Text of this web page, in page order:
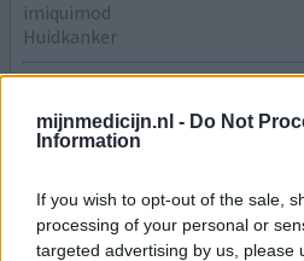
mijnmedicijn.nl - Do Not
Information
If you wish to opt-out of the sale,
processing of your personal or
targeted advertising by us, please
imiquimod
Huidkanker
Effectiviteit
Hoeveelheid bijwerkingen
plek geworden die hevig
spierpijnen,hevige